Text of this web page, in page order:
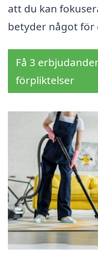
att du kan
betyder något för
Få 3
förpliktelser